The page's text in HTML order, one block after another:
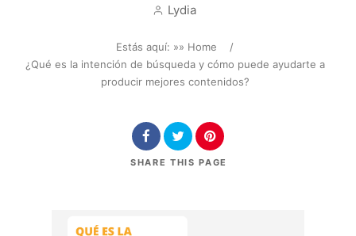
Lydia
Estás aquí: »» Home
/
¿Qué es la intención de búsqueda y cómo puede ayudarte a
producir mejores contenidos?
SHARE THIS PAGE